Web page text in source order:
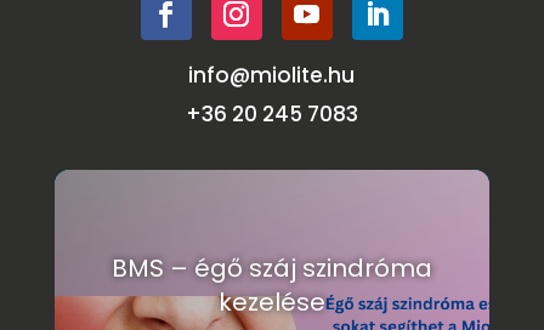
info@miolite.hu
+36 20 245 7083
BMS – égő száj szindróma
kezelése